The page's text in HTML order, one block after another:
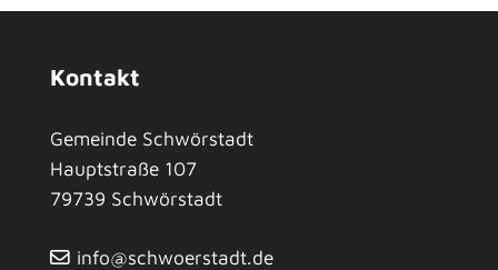
Kontakt
Gemeinde Schwörstadt
Hauptstraße 107
79739 Schwörstadt
info@schwoerstadt.de